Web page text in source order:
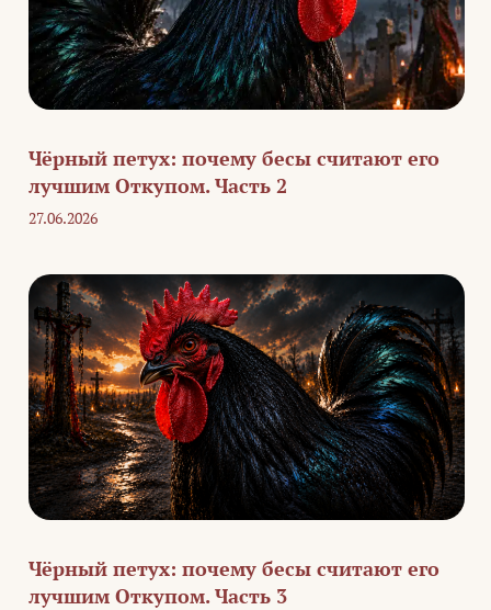
Чёрный петух: почему бесы считают его
лучшим Откупом. Часть 2
27.06.2026
Чёрный петух: почему бесы считают его
лучшим Откупом. Часть 3